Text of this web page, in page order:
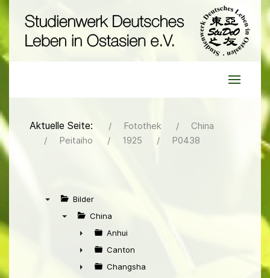
Aktuelle Seite: Fotothek
China
Peitaiho
1925 P0438
Bilder
China
►
Anhui
►
Canton
Changsha